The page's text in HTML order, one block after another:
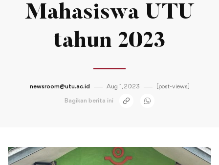
Mahasiswa UTU
tahun 2023
newsroom@utu.ac.id Aug 1, 2023 [post-views]
Bagikan berita ini